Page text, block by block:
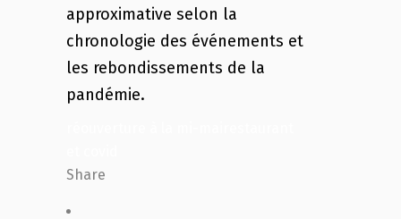
approximative selon la
chronologie des événements et
les rebondissements de la
pandémie.
Share